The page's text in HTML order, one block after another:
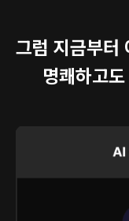
그럼 지금부터
명쾌하고